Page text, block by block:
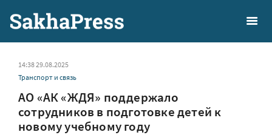
14:38 29.08.2025
Транспорт и связь
АО «АК «ЖДЯ» поддержало
сотрудников в подготовке детей к
новому учебному году